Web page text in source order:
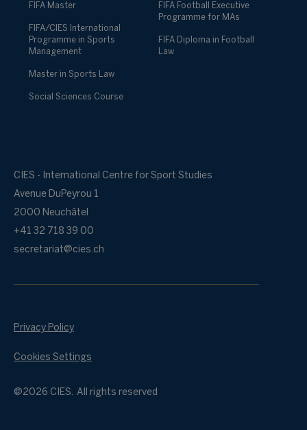
FIFA Master
FIFA/CIES International
Programme in Sports
Management
Master in Sports Law
Social Sciences Course
FIFA Football Executive
Programme for MAs
FIFA Diploma in Football
Law
CIES - International Centre for Sport Studies
Avenue DuPeyrou 1
2000 Neuchâtel
+41 32 718 39 00
secretariat@cies.ch
@2026 CIES. All rights reserved
Privacy Policy
Cookies Settings